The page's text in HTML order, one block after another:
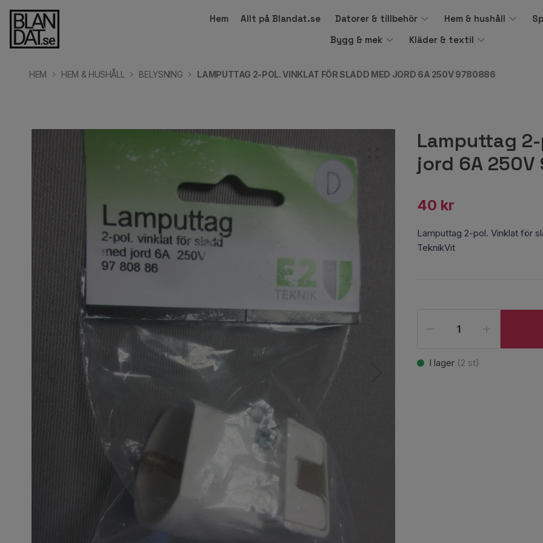
Hem Allt på Blandat.se Datorer & tillbehör Hem & hushåll
Bygg & mek
Kläder & textil
HEM HEM & HUSHÅLL BELYSNING LAMPUTTAG 2-POL. VINKLAT FÖR SLADD MED JORD 6A 250V 9780886
Lamputtag
jord 6A 250V
40 kr
Lamputtag 2-pol. Vinklat för
TeknikVit
I lager (2 st)